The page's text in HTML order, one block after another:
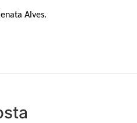
Alves.